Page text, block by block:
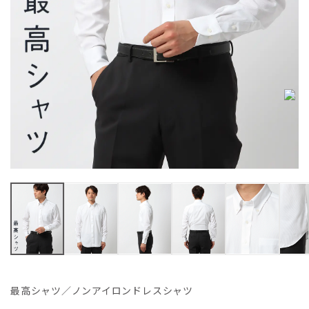
最高シャツ／ノンアイロンドレスシャツ